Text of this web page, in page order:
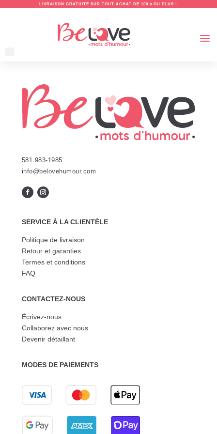
LIVRAISON GRATUITE SUR TOUT ACHAT DE 100 $ OU PLUS !
581 983-1985
info@belovehumour.com
SERVICE À LA CLIENTÈLE
Politique de livraison
Retour et garanties
Termes et conditions
FAQ
CONTACTEZ-NOUS
Écrivez-nous
Collaborez avec nous
Devenir détaillant
MODES DE PAIEMENTS